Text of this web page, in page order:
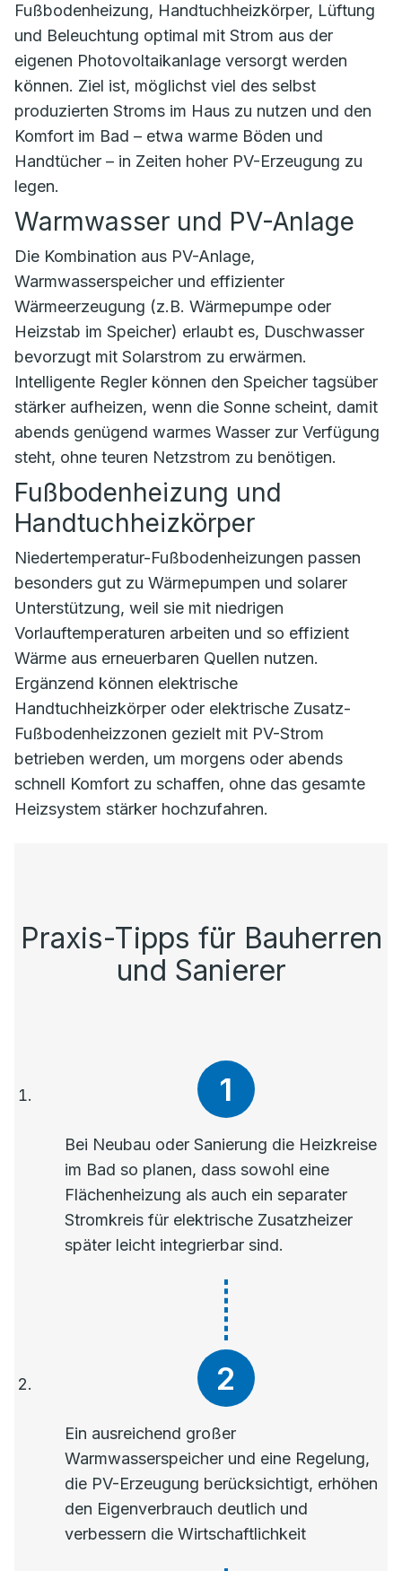
Fußbodenheizung, Handtuchheizkörper, Lüftung
und Beleuchtung optimal mit Strom aus der
eigenen Photovoltaikanlage versorgt werden
können. Ziel ist, möglichst viel des selbst
produzierten Stroms im Haus zu nutzen und den
Komfort im Bad – etwa warme Böden und
Handtücher – in Zeiten hoher PV-Erzeugung zu
legen.
Warmwasser und PV-Anlage
Die Kombination aus PV-Anlage,
Warmwasserspeicher und effizienter
Wärmeerzeugung (z.B. Wärmepumpe oder
Heizstab im Speicher) erlaubt es, Duschwasser
bevorzugt mit Solarstrom zu erwärmen.
Intelligente Regler können den Speicher tagsüber
stärker aufheizen, wenn die Sonne scheint, damit
abends genügend warmes Wasser zur Verfügung
steht, ohne teuren Netzstrom zu benötigen.
Fußbodenheizung und
Handtuchheizkörper
Niedertemperatur-Fußbodenheizungen passen
besonders gut zu Wärmepumpen und solarer
Unterstützung, weil sie mit niedrigen
Vorlauftemperaturen arbeiten und so effizient
Wärme aus erneuerbaren Quellen nutzen.
Ergänzend können elektrische
Handtuchheizkörper oder elektrische Zusatz-
Fußbodenheizzonen gezielt mit PV-Strom
betrieben werden, um morgens oder abends
schnell Komfort zu schaffen, ohne das gesamte
Heizsystem stärker hochzufahren.
Praxis-Tipps für Bauherren
und Sanierer
Bei Neubau oder Sanierung die Heizkreise
im Bad so planen, dass sowohl eine
Flächenheizung als auch ein separater
Stromkreis für elektrische Zusatzheizer
später leicht integrierbar sind.
Ein ausreichend großer
Warmwasserspeicher und eine Regelung,
die PV-Erzeugung berücksichtigt, erhöhen
den Eigenverbrauch deutlich und
verbessern die Wirtschaftlichkeit